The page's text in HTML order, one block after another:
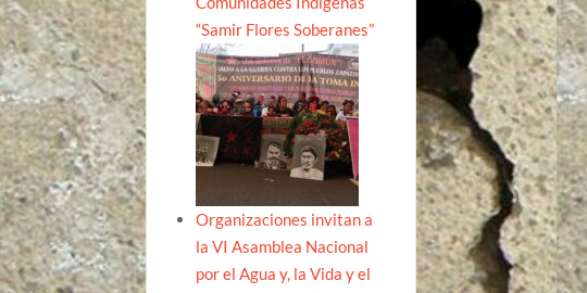
“Samir Flores Soberanes”
Organizaciones invitan a
la VI Asamblea Nacional
por el Agua y, la Vida y el